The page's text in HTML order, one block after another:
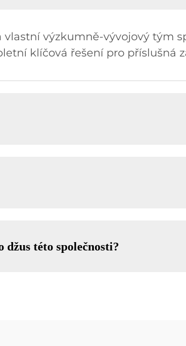
vlastní výzkumně-vývojový tým
klíčová řešení pro příslušná
této společnosti?